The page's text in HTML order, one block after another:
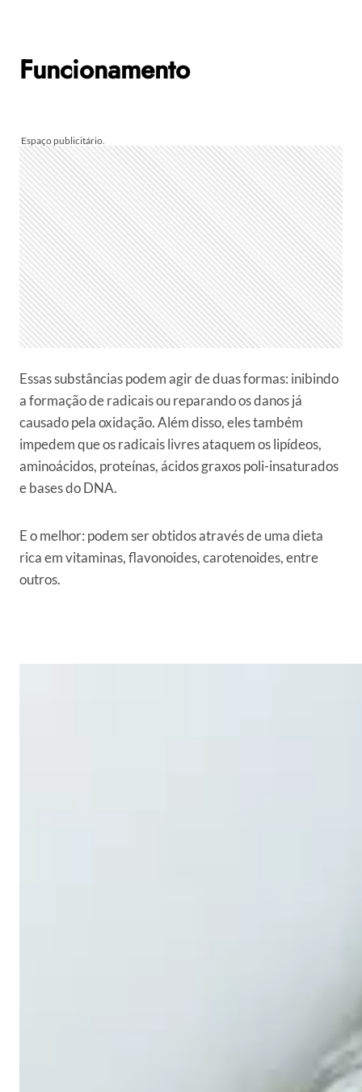
Funcionamento
Essas substâncias podem agir de duas formas: inibindo
a formação de radicais ou reparando os danos já
causado pela oxidação. Além disso, eles também
impedem que os radicais livres ataquem os lipídeos,
aminoácidos, proteínas, ácidos graxos poli-insaturados
e bases do DNA.
E o melhor: podem ser obtidos através de uma dieta
rica em vitaminas, flavonoides, carotenoides, entre
outros.